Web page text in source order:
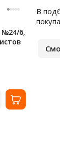
№24/6,
Арт.
В